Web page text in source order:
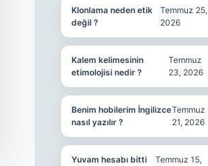
Klonlama neden etik
değil ?
Temmuz 25,
2026
Kalem kelimesinin
etimolojisi nedir ?
Temmuz
23, 2026
Benim hobilerim İngilizce
nasıl yazılır ?
Temmuz
21, 2026
Yuvam hesabı bitti
Temmuz 15,